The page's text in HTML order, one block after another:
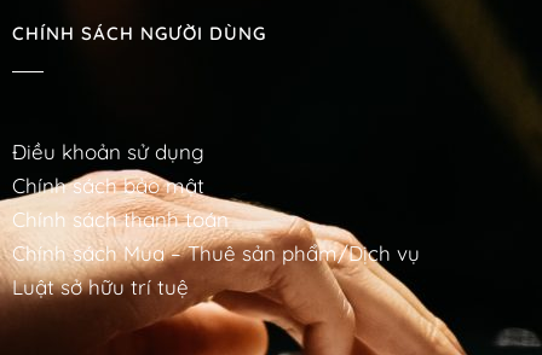
CHÍNH SÁCH NGƯỜI DÙNG
Điều khoản sử dụng
Chính sách bảo mật
Chính sách thanh toán
Chính sách Mua – Thuê sản phẩm/Dịch vụ
Luật sở hữu trí tuệ